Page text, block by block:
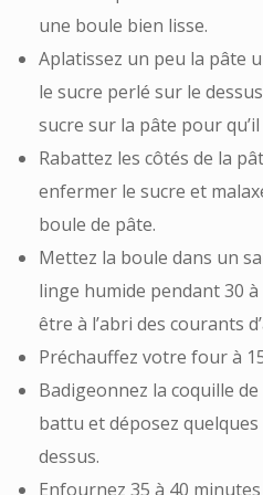
une boule bien lisse.
Aplatissez un peu la pâte
le sucre perlé sur le
sucre sur la pâte pour
Rabattez les côtés de la
enfermer le sucre et
boule de pâte.
Mettez la boule dans un
linge humide pendant 30
être à l’abri des courants
Préchauffez votre four à
Badigeonnez la coquille
battu et déposez
dessus.
Enfournez 35 à 40